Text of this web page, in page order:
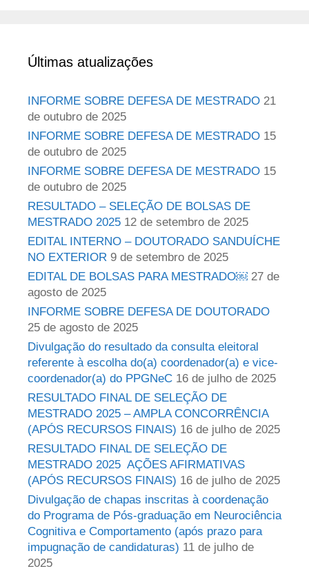
Últimas atualizações
INFORME SOBRE DEFESA DE MESTRADO 21
de outubro de 2025
INFORME SOBRE DEFESA DE MESTRADO 15
de outubro de 2025
INFORME SOBRE DEFESA DE MESTRADO 15
de outubro de 2025
RESULTADO – SELEÇÃO DE BOLSAS DE
MESTRADO 2025 12 de setembro de 2025
EDITAL INTERNO – DOUTORADO SANDUÍCHE
NO EXTERIOR 9 de setembro de 2025
EDITAL DE BOLSAS PARA MESTRADO￼ 27 de
agosto de 2025
INFORME SOBRE DEFESA DE DOUTORADO
25 de agosto de 2025
Divulgação do resultado da consulta eleitoral
referente à escolha do(a) coordenador(a) e vice-
coordenador(a) do PPGNeC 16 de julho de 2025
RESULTADO FINAL DE SELEÇÃO DE
MESTRADO 2025 – AMPLA CONCORRÊNCIA
(APÓS RECURSOS FINAIS) 16 de julho de 2025
RESULTADO FINAL DE SELEÇÃO DE
MESTRADO 2025  AÇÕES AFIRMATIVAS
(APÓS RECURSOS FINAIS) 16 de julho de 2025
Divulgação de chapas inscritas à coordenação
do Programa de Pós-graduação em Neurociência
Cognitiva e Comportamento (após prazo para
impugnação de candidaturas) 11 de julho de
2025